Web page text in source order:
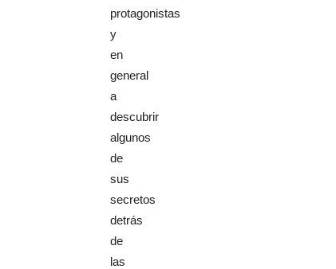
protagonistas
y
en
general
a
descubrir
algunos
de
sus
secretos
detrás
de
las